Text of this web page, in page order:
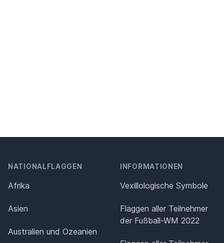
NATIONALFLAGGEN
Afrika
Asien
Australien und Ozeanien
INFORMATIONEN
Vexillologische Symbole
Flaggen aller Teilnehmer
der Fußball-WM 2022